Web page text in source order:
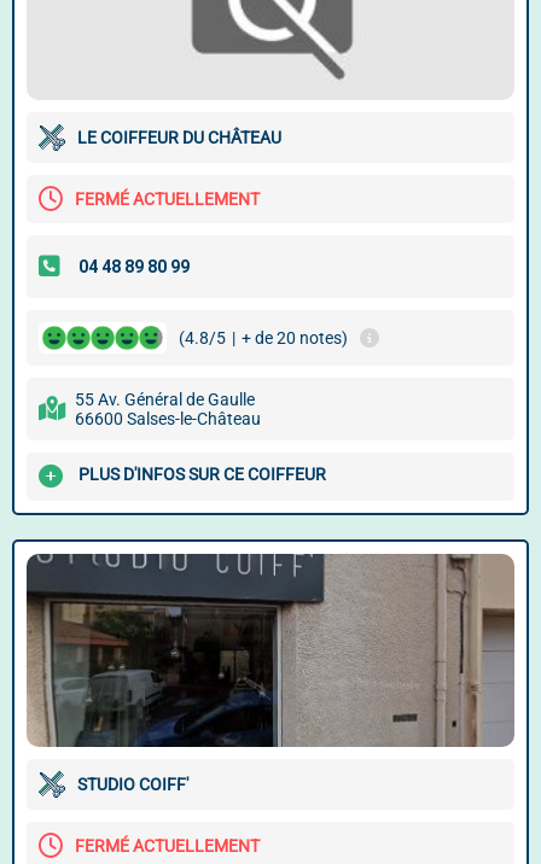
LE COIFFEUR DU CHÂTEAU
FERMÉ ACTUELLEMENT
(4.8/5 | + de 20 notes)
55 Av. Général de Gaulle
66600 Salses-le-Château
PLUS D'INFOS SUR CE COIFFEUR
STUDIO COIFF'
FERMÉ ACTUELLEMENT